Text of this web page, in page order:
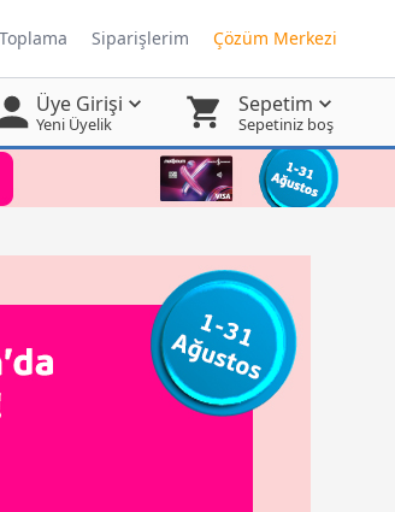
Siparişlerim Çözüm Merkezi
Üye Girişi
Yeni Üyelik
Sepetim
Sepetiniz boş